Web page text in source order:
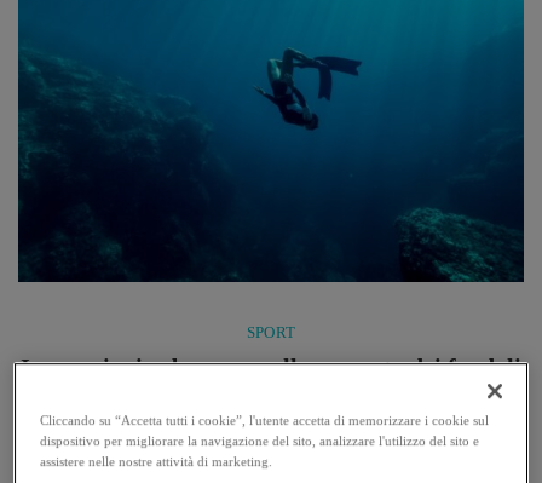
SPORT
Immersioni subacquee: alla scoperta dei fondali
Immersioni subacquee: un viaggio nel cuore del Mediterraneo
Cliccando su “Accetta tutti i cookie”, l'utente accetta di memorizzare i cookie sul
dispositivo per migliorare la navigazione del sito, analizzare l'utilizzo del sito e
assistere nelle nostre attività di marketing.